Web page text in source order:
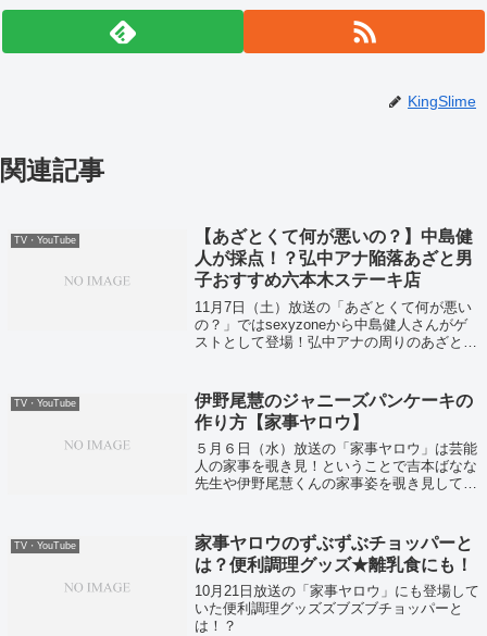
KingSlime
関連記事
TV・YouTube
【あざとくて何が悪いの？】中島健
人が採点！？弘中アナ陥落あざと男
子おすすめ六本木ステーキ店
11月7日（土）放送の「あざとくて何が悪い
の？」ではsexyzoneから中島健人さんがゲ
ストとして登場！弘中アナの周りのあざと男
TV・YouTube
伊野尾慧のジャニーズパンケーキの
作り方【家事ヤロウ】
５月６日（水）放送の「家事ヤロウ」は芸能
人の家事を覗き見！ということで吉本ばなな
先生や伊野尾慧くんの家事姿を覗き見してい
TV・YouTube
家事ヤロウのずぶずぶチョッパーと
は？便利調理グッズ★離乳食にも！
10月21日放送の「家事ヤロウ」にも登場して
いた便利調理グッズズブズブチョッパーと
は！？